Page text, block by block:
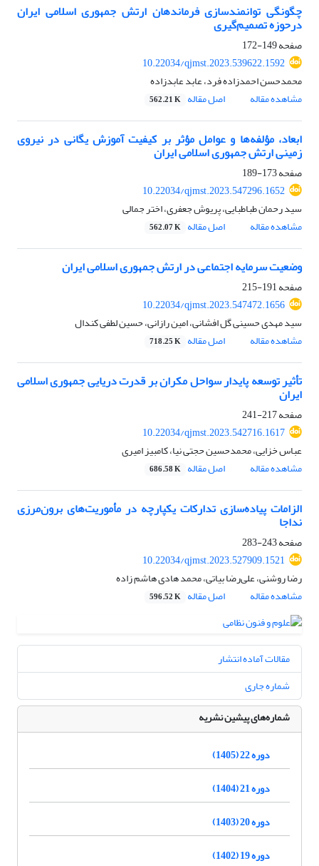
چگونگی توانمندسازی فرماندهان ارتش جمهوری اسلامی ایران
درحوزه تصمیم‌گیری
صفحه149-172
10.22034/qjmst.2023.539622.1592
محمدحسن احمدزاده فرد، عابد عابدزاده
مشاهده مقاله
اصل مقاله 562.21 K
ابعاد، مؤلفه‌ها و عوامل مؤثر بر کیفیت آموزش یگانی در نیروی
زمینی ارتش جمهوری اسلامی ایران
صفحه173-189
10.22034/qjmst.2023.547296.1652
سید رحمان طباطبایی، پریوش جعفری، اختر جمالی
مشاهده مقاله
اصل مقاله 562.07 K
وضعیت سرمایه اجتماعی در ارتش جمهوری اسلامی ایران
صفحه191-215
10.22034/qjmst.2023.547472.1656
سید مهدی حسینی گل افشانی، امین رازانی، حسین لطفی کندال
مشاهده مقاله
اصل مقاله 718.25 K
تأثیر توسعه پایدار سواحل مکران بر قدرت دریایی جمهوری اسلامی
ایران
صفحه217-241
10.22034/qjmst.2023.542716.1617
عباس خزایی، محمدحسین حجتی نیا، کامبیز امیری
مشاهده مقاله
اصل مقاله 686.58 K
الزامات پیاده‌سازی تدارکات یکپارچه در مأموریت‌های برون‌مرزی
نداجا
صفحه243-283
10.22034/qjmst.2023.527909.1521
رضا روشنی، علی‌رضا بیاتی، محمد هادی هاشم زاده
مشاهده مقاله
اصل مقاله 596.52 K
مقالات آماده انتشار
شماره جاری
شماره‌های پیشین نشریه
دوره 22 (1405)
دوره 21 (1404)
دوره 20 (1403)
دوره 19 (1402)